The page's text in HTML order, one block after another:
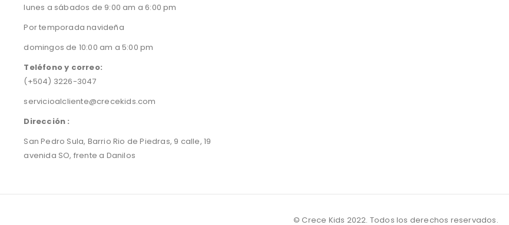
lunes a sábados de 9:00 am a 6:00 pm
Por temporada navideña
domingos de 10:00 am a 5:00 pm
Teléfono y correo:
(+504) 3226-3047
servicioalcliente@crecekids.com
Dirección :
San Pedro Sula, Barrio Rio de Piedras, 9 calle, 19
avenida SO, frente a Danilos
© Crece Kids 2022. Todos los derechos reservados.